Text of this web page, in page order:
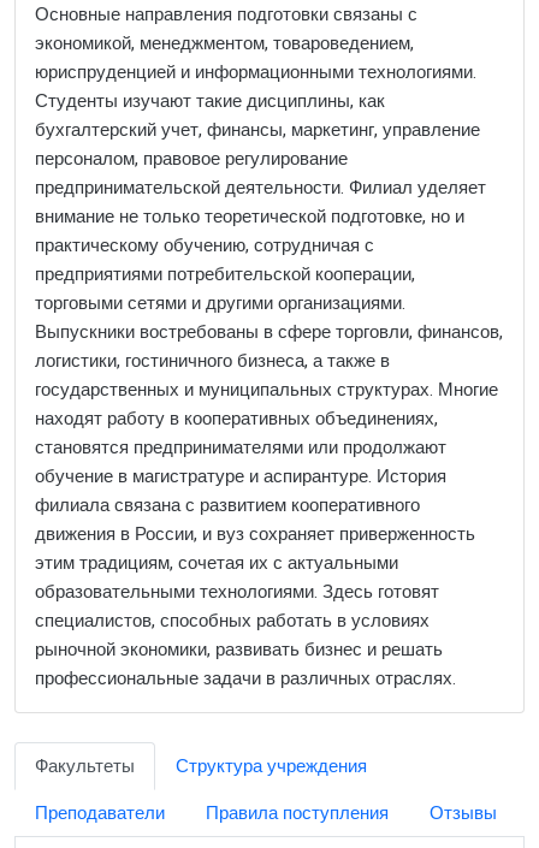
Основные направления подготовки связаны с
экономикой, менеджментом, товароведением,
юриспруденцией и информационными технологиями.
Студенты изучают такие дисциплины, как
бухгалтерский учет, финансы, маркетинг, управление
персоналом, правовое регулирование
предпринимательской деятельности. Филиал уделяет
внимание не только теоретической подготовке, но и
практическому обучению, сотрудничая с
предприятиями потребительской кооперации,
торговыми сетями и другими организациями.
Выпускники востребованы в сфере торговли, финансов,
логистики, гостиничного бизнеса, а также в
государственных и муниципальных структурах. Многие
находят работу в кооперативных объединениях,
становятся предпринимателями или продолжают
обучение в магистратуре и аспирантуре. История
филиала связана с развитием кооперативного
движения в России, и вуз сохраняет приверженность
этим традициям, сочетая их с актуальными
образовательными технологиями. Здесь готовят
специалистов, способных работать в условиях
рыночной экономики, развивать бизнес и решать
профессиональные задачи в различных отраслях.
Факультеты
Структура учреждения
Преподаватели
Правила поступления Отзывы